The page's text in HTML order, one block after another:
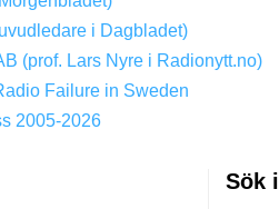
i Dagbladet)
(prof. Lars Nyre i Radionytt.no)
Failure in Sweden
2005-2026
Sök